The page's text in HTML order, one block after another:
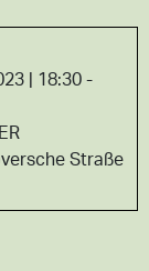
| 18:30 -
Straße